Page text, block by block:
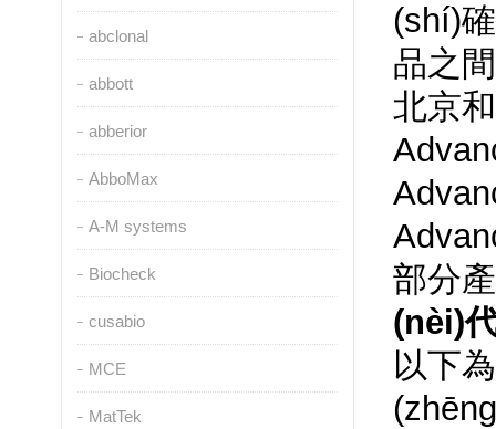
abclonal
abbott
abberior
AbboMax
A-M systems
Biocheck
cusabio
MCE
MatTek
(shí)
品之
北京
部分
(nèi)
以下